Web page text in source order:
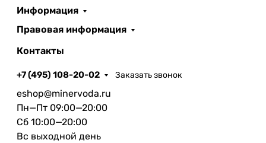
Информация
Правовая информация
Контакты
+7 (495) 108-20-02 Заказать звонок
eshop@minervoda.ru
Пн—Пт 09:00—20:00
Сб 10:00—20:00
Вс выходной день